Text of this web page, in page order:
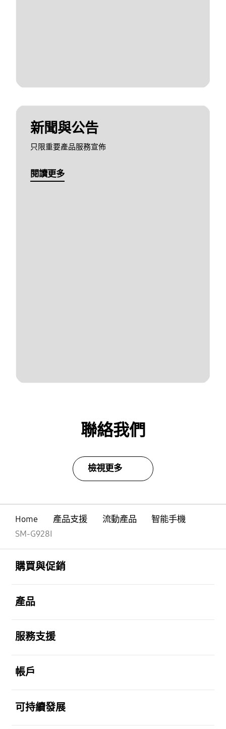
新聞與公告
只限重要產品服務宣佈
閱讀更多
聯絡我們
檢視更多
Home 產品支援 流動產品
智能手機
SM-G928I
購買與促銷
產品
服務支援
帳戶
可持續發展